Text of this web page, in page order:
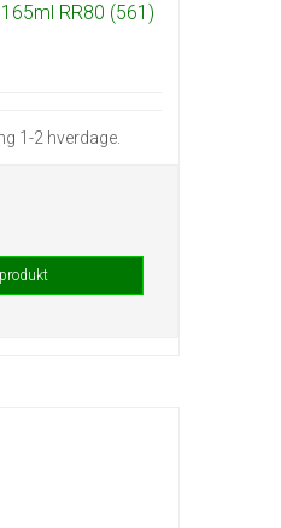
RR80 (561)
1-2 hverdage.